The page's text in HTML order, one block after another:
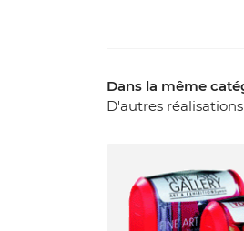
Dans la même
D'autres